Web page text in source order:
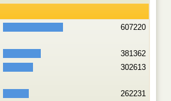
607220
381362
302613
262231